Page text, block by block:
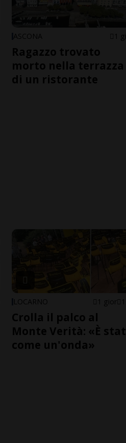
ASCONA 1
Ragazzo trovato
morto nella terrazza
di un ristorante
LOCARNO 1 gior
Crolla il palco al
Monte Verità: «È
come un'onda»